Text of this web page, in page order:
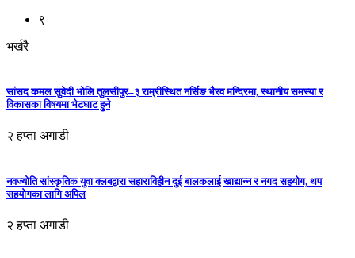
९
भर्खरै
सांसद कमल सुवेदी भोलि तुलसीपुर–३ राम्रीस्थित नर्सिङ भैरव मन्दिरमा, स्थानीय समस्या र
विकासका विषयमा भेटघाट हुने
२ हप्ता अगाडी
नवज्योति सांस्कृतिक युवा क्लबद्वारा सहाराविहीन दुई बालकलाई खाद्यान्न र नगद सहयोग, थप
सहयोगका लागि अपिल
२ हप्ता अगाडी